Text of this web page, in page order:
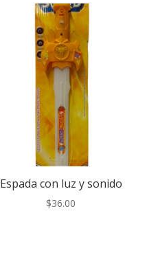
Espada con luz y sonido
$36.00